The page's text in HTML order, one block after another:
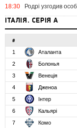
18:30 Родрі узгодив
ІТАЛІЯ. СЕРІЯ А
#
1 Аталанта
2
Болонья
3
Венеція
4
Дженоа
5
Інтер
6
Кальярі
7
Комо